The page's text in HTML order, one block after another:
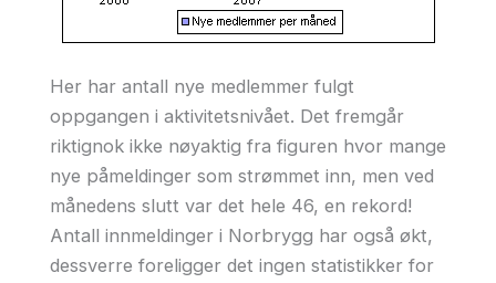
Her har antall nye medlemmer fulgt
oppgangen i aktivitetsnivået. Det fremgår
riktignok ikke nøyaktig fra figuren hvor mange
nye påmeldinger som strømmet inn, men ved
månedens slutt var det hele 46, en rekord!
Antall innmeldinger i Norbrygg har også økt,
dessverre foreligger det ingen statistikker for